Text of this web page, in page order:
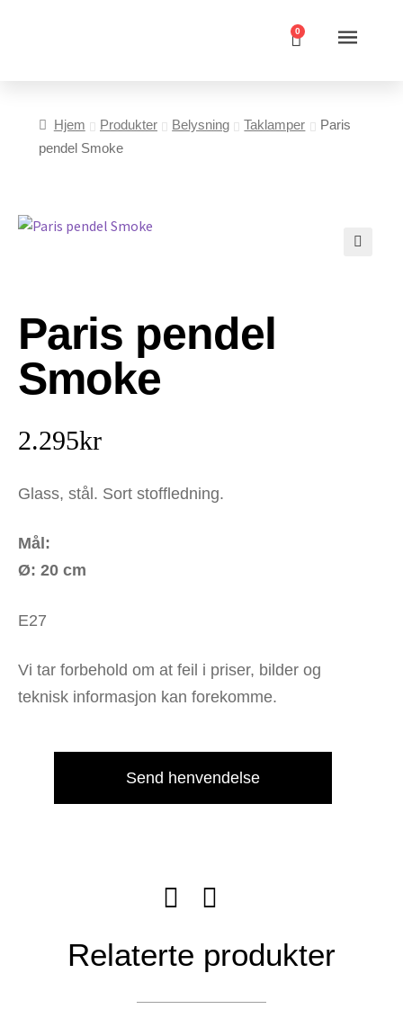
0
Hjem Produkter Belysning Taklamper
Paris
pendel Smoke
Paris pendel
Smoke
2.295kr
Glass, stål. Sort stoffledning.
Mål:
Ø: 20 cm
E27
Vi tar forbehold om at feil i priser, bilder og
teknisk informasjon kan forekomme.
Send henvendelse
Relaterte produkter